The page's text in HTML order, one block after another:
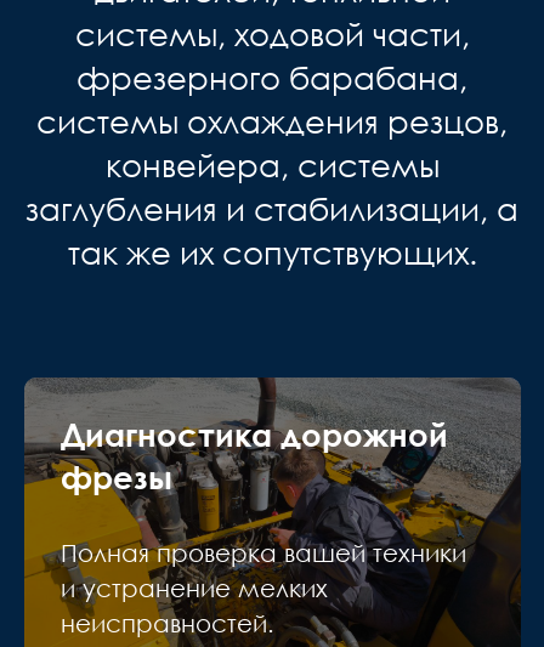
системы, ходовой части,
фрезерного барабана,
системы охлаждения резцов,
конвейера, системы
заглубления и стабилизации, а
так же их сопутствующих.
Диагностика дорожной
фрезы
Полная проверка вашей техники
и устранение мелких
неисправностей.